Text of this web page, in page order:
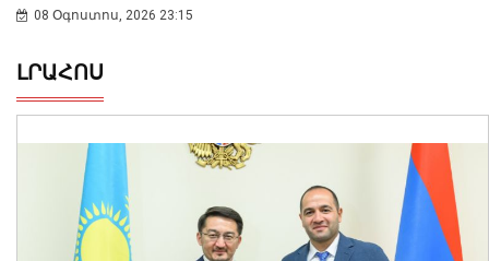
08 Օգոստոս, 2026 23:15
ԼՐԱՀՈՍ